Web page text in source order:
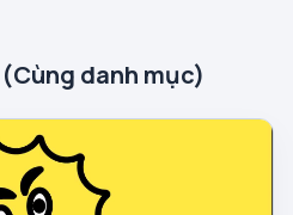
danh mục)